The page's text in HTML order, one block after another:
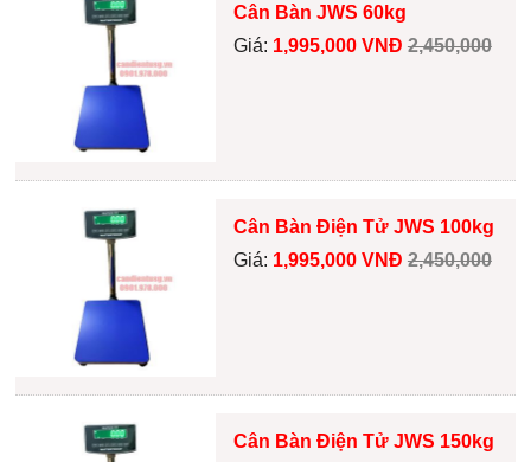
Cân Bàn JWS 60kg
Giá: 1,995,000 VNĐ 2,450,000
Cân Bàn Điện Tử JWS 100kg
Giá: 1,995,000 VNĐ 2,450,000
Cân Bàn Điện Tử JWS 150kg